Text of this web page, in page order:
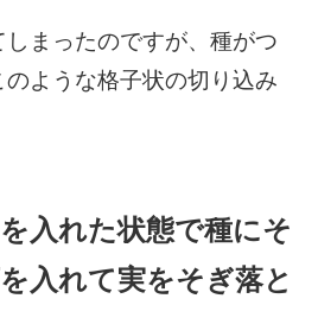
まったのですが、種がつ
ような格子状の切り込み
入れた状態で種にそ
入れて実をそぎ落と